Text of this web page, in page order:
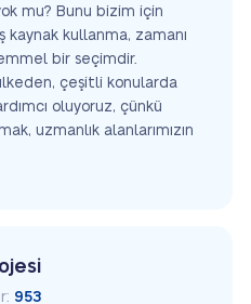
mu? Bunu bizim için
kaynak kullanma, zamanı
bir seçimdir.
çeşitli konularda
oluyoruz, çünkü
uzmanlık alanlarımızın
953